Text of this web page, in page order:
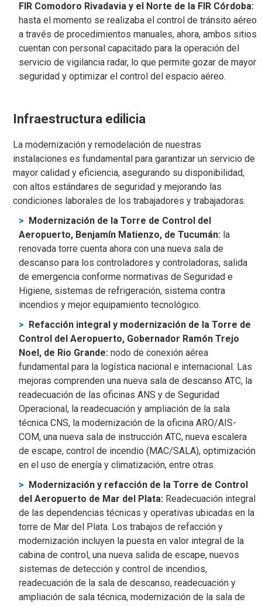
FIR Comodoro Rivadavia y el Norte de la FIR Córdoba:
hasta el momento se realizaba el control de tránsito aéreo
a través de procedimientos manuales, ahora, ambos sitios
cuentan con personal capacitado para la operación del
servicio de vigilancia radar, lo que permite gozar de mayor
seguridad y optimizar el control del espacio aéreo.
Infraestructura edilicia
La modernización y remodelación de nuestras
instalaciones es fundamental para garantizar un servicio de
mayor calidad y eficiencia, asegurando su disponibilidad,
con altos estándares de seguridad y mejorando las
condiciones laborales de los trabajadores y trabajadoras.
Modernización de la Torre de Control del
Aeropuerto, Benjamín Matienzo, de Tucumán: la
renovada torre cuenta ahora con una nueva sala de
descanso para los controladores y controladoras, salida
de emergencia conforme normativas de Seguridad e
Higiene, sistemas de refrigeración, sistema contra
incendios y mejor equipamiento tecnológico.
Refacción integral y modernización de la Torre de
Control del Aeropuerto, Gobernador Ramón Trejo
Noel, de Rio Grande:nodo de conexión aérea
fundamental para la logística nacional e internacional. Las
mejoras comprenden una nueva sala de descanso ATC, la
readecuación de las oficinas ANS y de Seguridad
Operacional, la readecuación y ampliación de la sala
técnica CNS, la modernización de la oficina ARO/AIS-
COM, una nueva sala de instrucción ATC, nueva escalera
de escape, control de incendio (MAC/SALA), optimización
en el uso de energía y climatización, entre otras.
Modernización y refacción de la Torre de Control
del Aeropuerto de Mar del Plata: Readecuación integral
de las dependencias técnicas y operativas ubicadas en la
torre de Mar del Plata. Los trabajos de refacción y
modernización incluyen la puesta en valor integral de la
cabina de control, una nueva salida de escape, nuevos
sistemas de detección y control de incendios,
readecuación de la sala de descanso, readecuación y
ampliación de sala técnica, modernización de la sala de